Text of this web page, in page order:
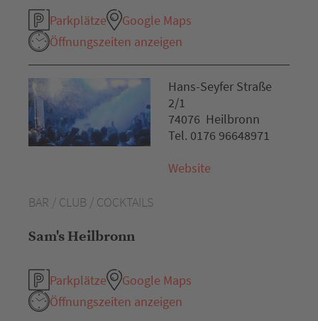
Parkplätze
Google Maps
Öffnungszeiten anzeigen
BAR / CLUB / COCKTAILS
Sam's Heilbronn
Parkplätze
Google Maps
Öffnungszeiten anzeigen
Hans-Seyfer Straße
2/1
74076 Heilbronn
Tel. 0176 96648971
Website